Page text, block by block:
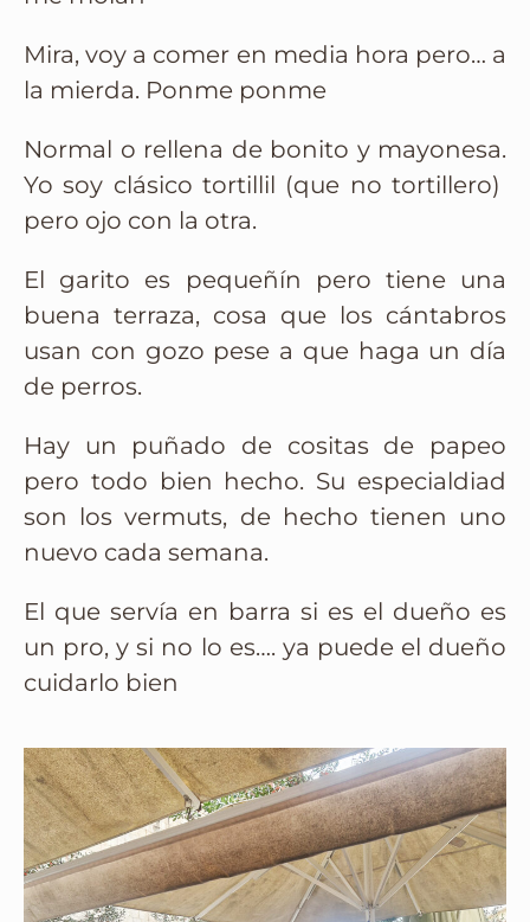
Mira, voy a comer en media hora pero… a
la mierda. Ponme ponme
Normal o rellena de bonito y mayonesa.
Yo soy clásico tortillil (que no tortillero)
pero ojo con la otra.
El garito es pequeñín pero tiene una
buena terraza, cosa que los cántabros
usan con gozo pese a que haga un día
de perros.
Hay un puñado de cositas de papeo
pero todo bien hecho. Su especialdiad
son los vermuts, de hecho tienen uno
nuevo cada semana.
El que servía en barra si es el dueño es
un pro, y si no lo es…. ya puede el dueño
cuidarlo bien